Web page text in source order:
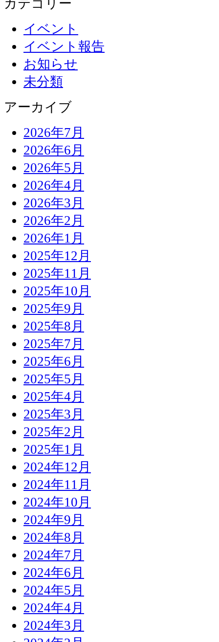
カテゴリー
イベント
イベント報告
お知らせ
未分類
アーカイブ
2026年7月
2026年6月
2026年5月
2026年4月
2026年3月
2026年2月
2026年1月
2025年12月
2025年11月
2025年10月
2025年9月
2025年8月
2025年7月
2025年6月
2025年5月
2025年4月
2025年3月
2025年2月
2025年1月
2024年12月
2024年11月
2024年10月
2024年9月
2024年8月
2024年7月
2024年6月
2024年5月
2024年4月
2024年3月